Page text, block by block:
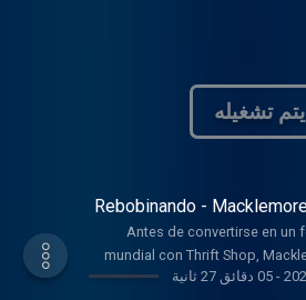
تشغيله
Rebobinando -
Lewis – Can't Hold Us -
Antes de convertirse en un
mundial con Thrift Shop,
productor Ryan Lewis ya
- 05 دقائق 27 ثانية